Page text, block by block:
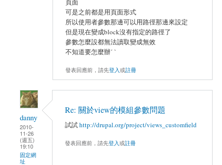
頁面
可是之前都是用頁面形式
所以使用者參數那邊可以用路徑那邊來設定
但是現在變成block沒有指定的路徑了
參數怎麼設都無法讀取變成無效
不知道要怎麼辦ˊ ˋ
發表回應前，請先登入或註冊
danny
2010-
11-26
(週五)
19:10
固定網
址
Re: 關於view的模組參數問題
試試http://drupal.org/project/views_customfield
發表回應前，請先登入或註冊